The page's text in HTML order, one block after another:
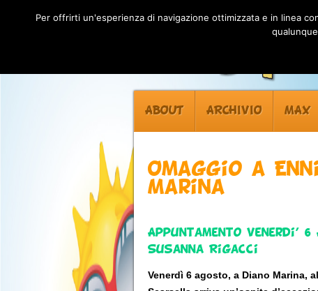
ABOUT ARCHIVIO MAX
Omaggio a
Marina
Appuntamento Venerdi’
Susanna Rigacci
Venerdì 6 agosto, a Diano Marina,
Per offrirti un'esperienza di navigazione ottimizzata e in linea